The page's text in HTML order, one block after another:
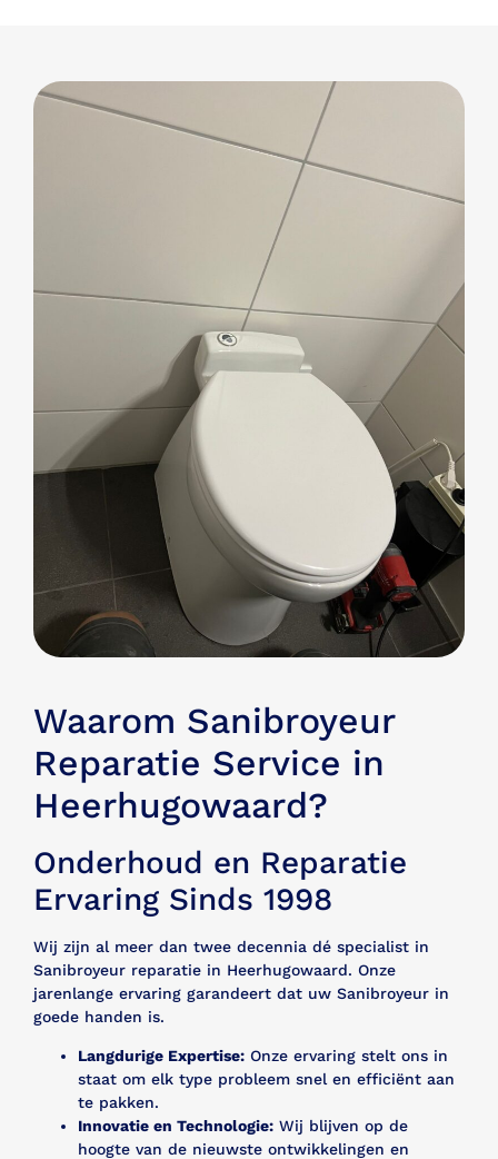
Waarom Sanibroyeur
Reparatie Service in
Heerhugowaard?
Onderhoud en Reparatie
Ervaring Sinds 1998
Wij zijn al meer dan twee decennia dé specialist in
Sanibroyeur reparatie in Heerhugowaard. Onze
jarenlange ervaring garandeert dat uw Sanibroyeur in
goede handen is.
Langdurige Expertise: Onze ervaring stelt ons in
staat om elk type probleem snel en efficiënt aan
te pakken.
Innovatie en Technologie: Wij blijven op de
hoogte van de nieuwste ontwikkelingen en